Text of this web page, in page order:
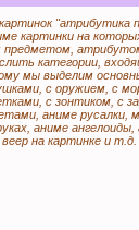
"атрибутика
картинки на
предметом,
категории,
мы выделим
с оружием, с
с зонтиком, с
аниме русалки,
аниме ангелоиды,
на картинке и т.д.